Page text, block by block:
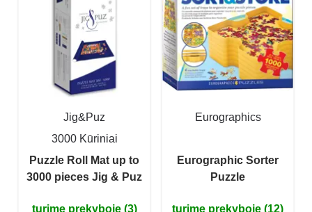
Jig&Puz
3000 Kūriniai
Puzzle Roll Mat up to
3000 pieces Jig & Puz
turime prekyboje (3)
Eurographics
Eurographic Sorter
Puzzle
turime prekyboje (12)